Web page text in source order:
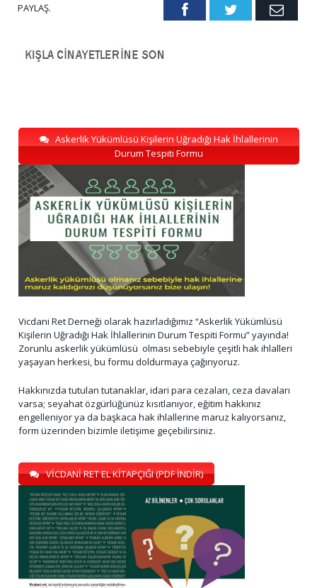
PAYLAŞ. FacebookTwitter Email
Askerlik Yükümlüsü Kişilerin Uğradığı Hak İhlallerinin
Durum Tespiti Formu
Vicdani Ret Derneği olarak hazırladığımız “Askerlik Yükümlüsü
Kişilerin Uğradığı Hak İhlallerinin Durum Tespiti Formu” yayında!
Zorunlu askerlik yükümlüsü olması sebebiyle çeşitli hak ihlalleri
yaşayan herkesi, bu formu doldurmaya çağırıyoruz.
Hakkınızda tutulan tutanaklar, idari para cezaları, ceza davaları
varsa; seyahat özgürlüğünüz kısıtlanıyor, eğitim hakkınız
engelleniyor ya da başkaca hak ihlallerine maruz kalıyorsanız,
form üzerinden bizimle iletişime geçebilirsiniz.
VİCDANİ RET EL KİTAPÇIĞI (PDF İNDİR)